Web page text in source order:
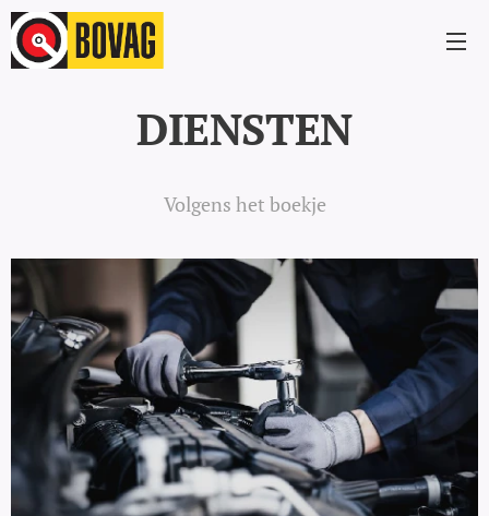
DIENSTEN
Volgens het boekje